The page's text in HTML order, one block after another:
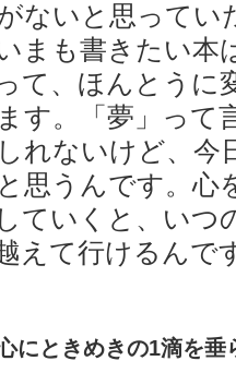
ないと思ってい
まも書きたい本
て、ほんとうに
す。「夢」って
れないけど、今
思うんです。心
ていくと、いつ
えて行けるんで
にときめきの1滴を垂